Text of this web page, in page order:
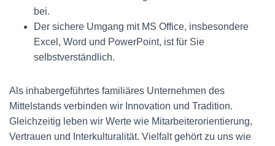
bei.
Der sichere Umgang mit MS Office, insbesondere
Excel, Word und PowerPoint, ist für Sie
selbstverständlich.
Als inhabergeführtes familiäres Unternehmen des
Mittelstands verbinden wir Innovation und Tradition.
Gleichzeitig leben wir Werte wie Mitarbeiterorientierung,
Vertrauen und Interkulturalität. Vielfalt gehört zu uns wie